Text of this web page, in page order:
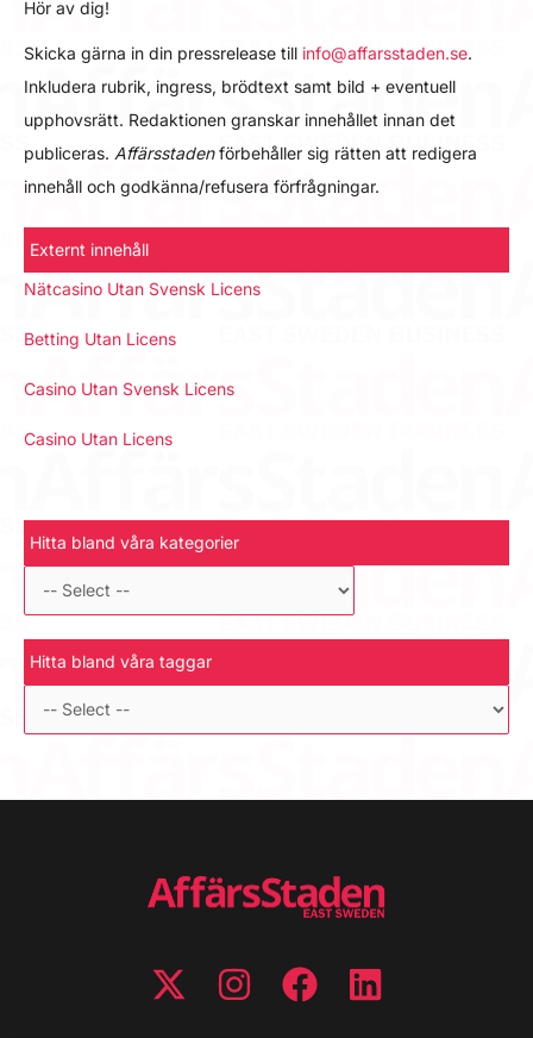
Hör av dig!
Skicka gärna in din pressrelease till info@affarsstaden.se.
Inkludera rubrik, ingress, brödtext samt bild + eventuell
upphovsrätt. Redaktionen granskar innehållet innan det
publiceras. Affärsstadenförbehåller sig rätten att redigera
innehåll och godkänna/refusera förfrågningar.
Externt innehåll
Nätcasino Utan Svensk Licens
Betting Utan Licens
Casino Utan Svensk Licens
Casino Utan Licens
Hitta bland våra kategorier
Hitta bland våra taggar